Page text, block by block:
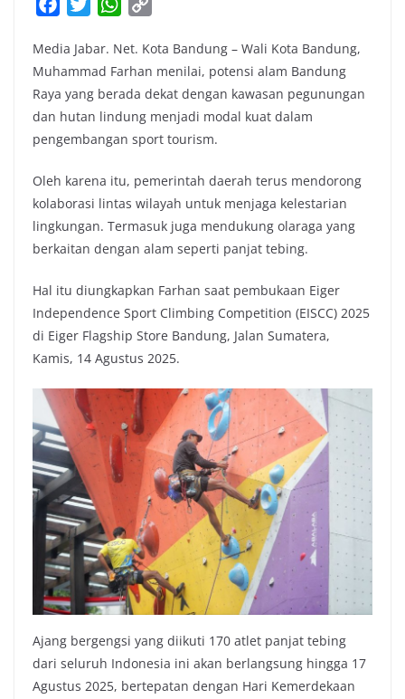
c
e
b
o
o
i
t
t
e
r
W
a
t
s
A
p
p
y
L
i
n
Media Jabar. Net. Kota Bandung – Wali Kota Bandung,
Muhammad Farhan menilai, potensi alam Bandung
Raya yang berada dekat dengan kawasan pegunungan
dan hutan lindung menjadi modal kuat dalam
pengembangan sport tourism.
Oleh karena itu, pemerintah daerah terus mendorong
kolaborasi lintas wilayah untuk menjaga kelestarian
lingkungan. Termasuk juga mendukung olaraga yang
berkaitan dengan alam seperti panjat tebing.
Hal itu diungkapkan Farhan saat pembukaan Eiger
Independence Sport Climbing Competition (EISCC) 2025
di Eiger Flagship Store Bandung, Jalan Sumatera,
Kamis, 14 Agustus 2025.
Ajang bergengsi yang diikuti 170 atlet panjat tebing
dari seluruh Indonesia ini akan berlangsung hingga 17
Agustus 2025, bertepatan dengan Hari Kemerdekaan